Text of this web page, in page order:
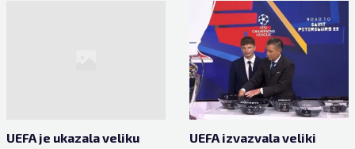
UEFA je ukazala veliku
UEFA izvazvala veliki